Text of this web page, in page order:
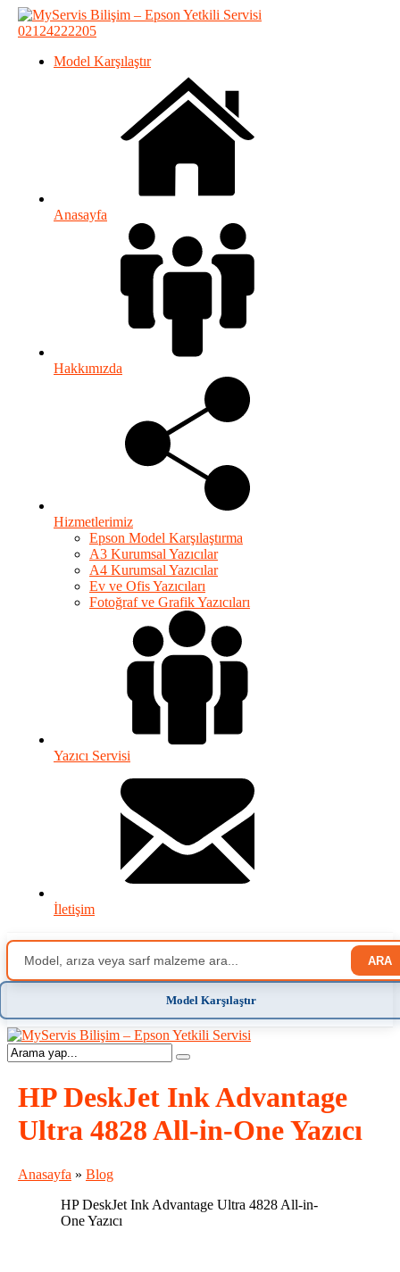
02124222205
Model Karşılaştır
Anasayfa
Hakkımızda
Hizmetlerimiz
Epson Model Karşılaştırma
A3 Kurumsal Yazıcılar
A4 Kurumsal Yazıcılar
Ev ve Ofis Yazıcıları
Fotoğraf ve Grafik Yazıcıları
Yazıcı Servisi
İletişim
ARA
Model Karşılaştır
HP DeskJet Ink Advantage
Ultra 4828 All-in-One Yazıcı
Anasayfa » Blog
HP DeskJet Ink Advantage Ultra 4828 All-in-
One Yazıcı